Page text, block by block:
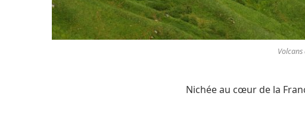
Nichée au cœur de la